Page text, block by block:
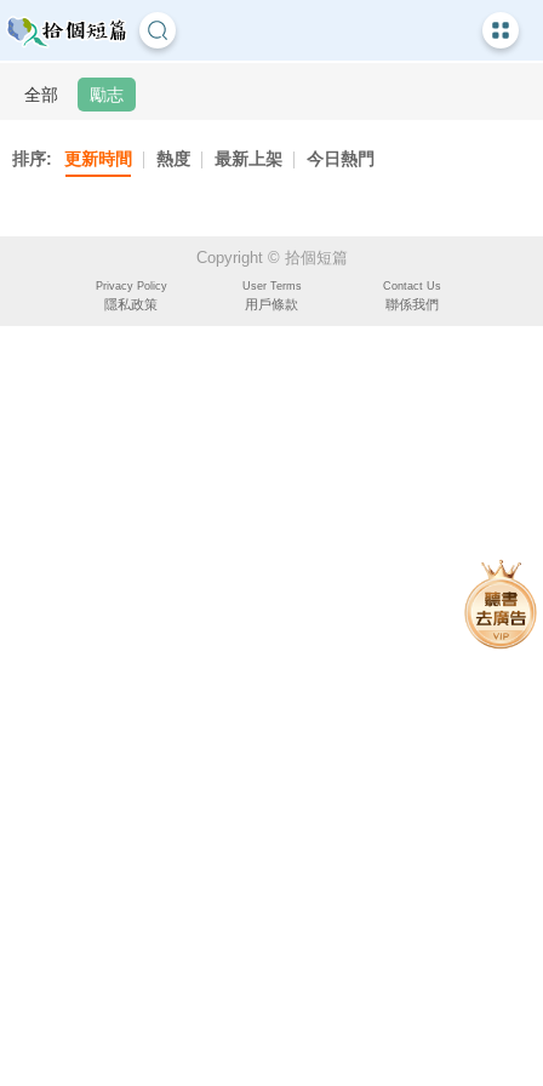
全部 勵志
排序: 更新時間 熱度 最新上架 今日熱門
Copyright © 拾個短篇
Privacy Policy
隱私政策
User Terms
用戶條款
Contact Us
聯係我們